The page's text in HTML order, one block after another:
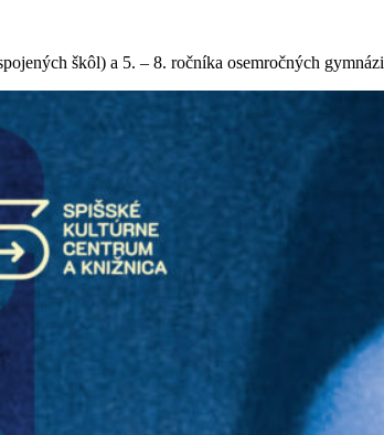
škôl) a 5. – 8. ročníka osemročných